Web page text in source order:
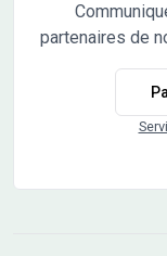
partenaires de